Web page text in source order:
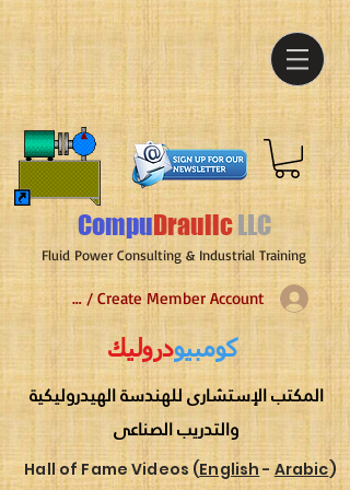
CompuDraulicLLC
Fluid Power Consulting & Industrial Training
Log In / Create Member Account
كومبيودروليك
المكتب الإستشارى للهندسة الهيدروليكية
والتدريب الصناعى
Hall of Fame Videos (English- Arabic)